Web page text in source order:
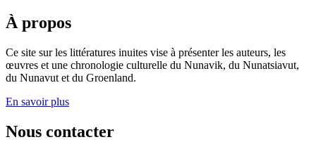
À propos
Ce site sur les littératures inuites vise à présenter les auteurs, les
œuvres et une chronologie culturelle du Nunavik, du Nunatsiavut,
du Nunavut et du Groenland.
En savoir plus
Nous contacter